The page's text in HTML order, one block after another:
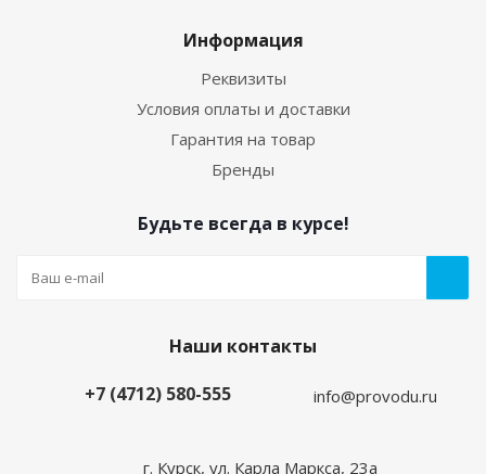
Информация
Реквизиты
Условия оплаты и доставки
Гарантия на товар
Бренды
Будьте всегда в курсе!
Наши контакты
+7 (4712) 580-555
info@provodu.ru
г. Курск, ул. Карла Маркса, 23а